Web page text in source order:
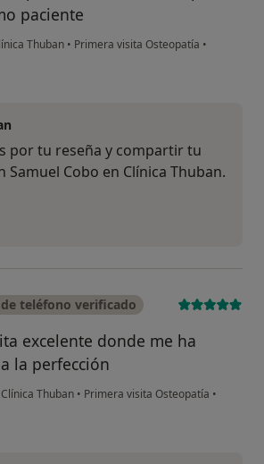
paciente
Thuban • Primera visita Osteopatía •
mm
por tu reseña y compartir tu
Samuel Cobo en Clínica Thuban.
teléfono verificado
excelente donde me ha
la perfección
Clínica Thuban • Primera visita Osteopatía •